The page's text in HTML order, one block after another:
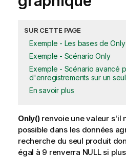
SUR CETTE PAGE
Exemple - Les bases de Only
Exemple - Scénario Only
Exemple - Scénario avancé
d'enregistrements sur un
En savoir plus
Only() renvoie une valeur s'il
possible dans les données
recherche du seul produit
égal à 9 renverra NULLsi